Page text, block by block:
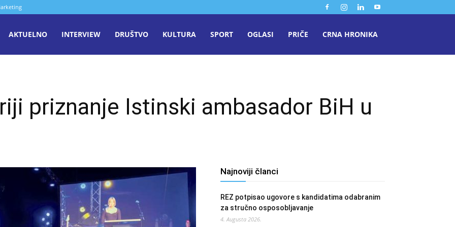
AKTUELNO INTERVIEW DRUŠTVO KULTURA SPORT OGLASI PRIČE CRNA HRONIKA
priznanje Istinski ambasador BiH u
Najnoviji članci
REZ potpisao ugovore s kandidatima odabranim
za stručno osposobljavanje
4. Augusta 2026.